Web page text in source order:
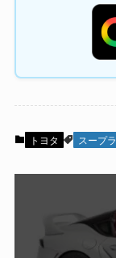
トヨタ スープラ